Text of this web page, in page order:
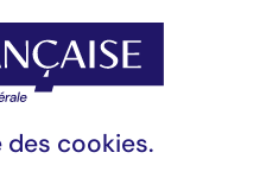
des cookies.